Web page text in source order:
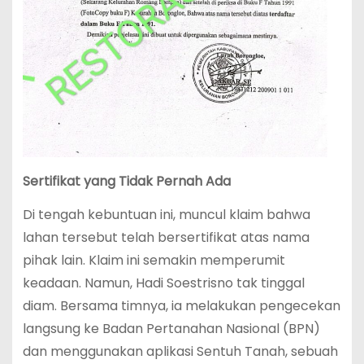
Sertifikat yang Tidak Pernah Ada
Di tengah kebuntuan ini, muncul klaim bahwa
lahan tersebut telah bersertifikat atas nama
pihak lain. Klaim ini semakin memperumit
keadaan. Namun, Hadi Soestrisno tak tinggal
diam. Bersama timnya, ia melakukan pengecekan
langsung ke Badan Pertanahan Nasional (BPN)
dan menggunakan aplikasi Sentuh Tanah, sebuah